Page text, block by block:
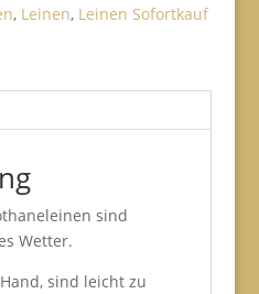
, Leinen, Leinen Sofortkauf
sind
Wetter.
sind leicht zu